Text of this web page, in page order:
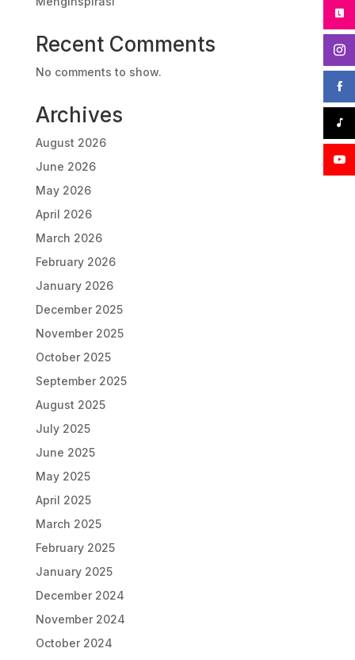
Recent Comments
No comments to show.
Archives
August 2026
June 2026
May 2026
April 2026
March 2026
February 2026
January 2026
December 2025
November 2025
October 2025
September 2025
August 2025
July 2025
June 2025
May 2025
April 2025
March 2025
February 2025
January 2025
December 2024
November 2024
October 2024